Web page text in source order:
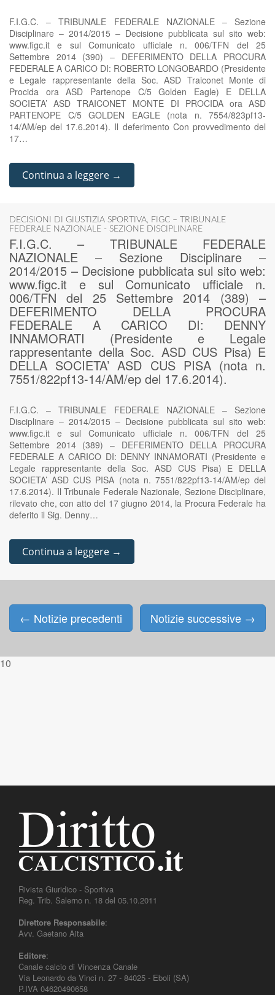
F.I.G.C. – TRIBUNALE FEDERALE NAZIONALE – Sezione
Disciplinare – 2014/2015 – Decisione pubblicata sul sito web:
www.figc.it e sul Comunicato ufficiale n. 006/TFN del 25
Settembre 2014 (390) – DEFERIMENTO DELLA PROCURA
FEDERALE A CARICO DI: ROBERTO LONGOBARDO (Presidente
e Legale rappresentante della Soc. ASD Traiconet Monte di
Procida ora ASD Partenope C/5 Golden Eagle) E DELLA
SOCIETA’ ASD TRAICONET MONTE DI PROCIDA ora ASD
PARTENOPE C/5 GOLDEN EAGLE (nota n. 7554/823pf13-
14/AM/ep del 17.6.2014). Il deferimento Con provvedimento del
17…
Continua a leggere →
DECISIONI DI GIUSTIZIA SPORTIVA, FIGC – TRIBUNALE
FEDERALE NAZIONALE - SEZIONE DISCIPLINARE
F.I.G.C. – TRIBUNALE FEDERALE
NAZIONALE – Sezione Disciplinare –
2014/2015 – Decisione pubblicata sul sito web:
www.figc.it e sul Comunicato ufficiale n.
006/TFN del 25 Settembre 2014 (389) –
DEFERIMENTO DELLA PROCURA
FEDERALE A CARICO DI: DENNY
INNAMORATI (Presidente e Legale
rappresentante della Soc. ASD CUS Pisa) E
DELLA SOCIETA’ ASD CUS PISA (nota n.
7551/822pf13-14/AM/ep del 17.6.2014).
F.I.G.C. – TRIBUNALE FEDERALE NAZIONALE – Sezione
Disciplinare – 2014/2015 – Decisione pubblicata sul sito web:
www.figc.it e sul Comunicato ufficiale n. 006/TFN del 25
Settembre 2014 (389) – DEFERIMENTO DELLA PROCURA
FEDERALE A CARICO DI: DENNY INNAMORATI (Presidente e
Legale rappresentante della Soc. ASD CUS Pisa) E DELLA
SOCIETA’ ASD CUS PISA (nota n. 7551/822pf13-14/AM/ep del
17.6.2014). Il Tribunale Federale Nazionale, Sezione Disciplinare,
rilevato che, con atto del 17 giugno 2014, la Procura Federale ha
deferito il Sig. Denny…
Continua a leggere →
Posts navigation
← Notizie precedenti Notizie successive →
10
Rivista Giuridico - Sportiva
Reg. Trib. Salerno n. 18 del 05.10.2011
Direttore Responsabile:
Avv. Gaetano Aita
Editore:
Canale calcio di Vincenza Canale
Via Leonardo da Vinci n. 27 - 84025 - Eboli (SA)
P.IVA 04620490658